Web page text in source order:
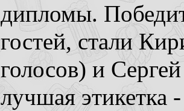
дипломы.
гостей, стали
голосов) и
лучшая этикетка